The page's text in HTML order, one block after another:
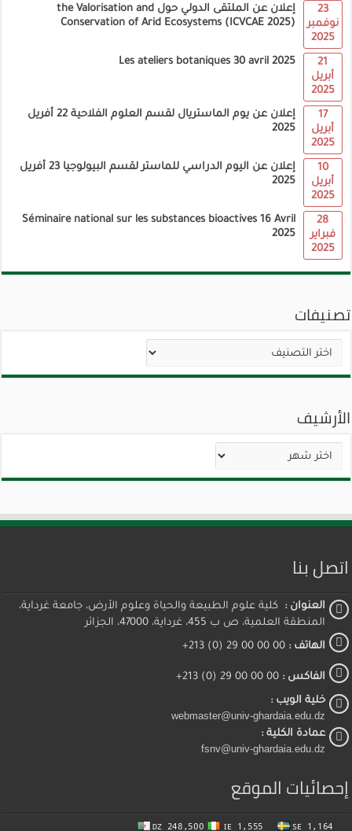
إعلان عن الملتقى الدولي حول the Valorisation and
Conservation of Arid Ecosystems (ICVCAE 2025)
23
نوفمبر
2025
Les ateliers botaniques 30 avril 2025
21
أبريل
2025
إعلان عن يوم الماستريال لقسم العلوم الفلاحية 22 أفريل
2025
17
أبريل
2025
إعلان عن اليوم الدراسي للماستر لقسم البيولوجيا 23 أفريل
2025
10
أبريل
2025
Séminaire national sur les substances bioactives 16 Avril
2025
28
فبراير
2025
تصنيفات
تصنيفات
الأرشيف
الأرشيف
اتصل بنا
العنوان : كلية علوم الطبيعة والحياة وعلوم الأرض، جامعة غرداية،
المنطقة العلمية، ص ب 455، غرداية، 47000، الجزائر
الهاتف : 00 00 00 29 (0) 213+
الفاكس : 00 00 00 29 (0) 213+
خلية الويب :
webmaster@univ-ghardaia.edu.dz
عمادة الكلية :
fsnv@univ-ghardaia.edu.dz
إحصائيات الموقع